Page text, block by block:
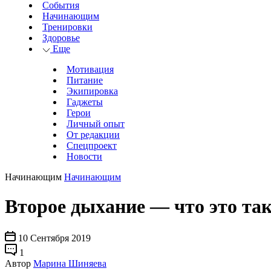
События
Начинающим
Тренировки
Здоровье
Еще
Мотивация
Питание
Экипировка
Гаджеты
Герои
Личный опыт
От редакции
Спецпроект
Новости
Начинающим Начинающим
Второе дыхание — что это
10 Сентября 2019
1
Автор Марина Шиняева